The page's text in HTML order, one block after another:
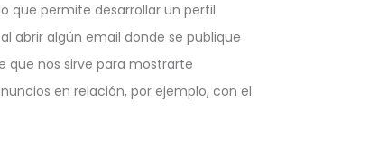
que permite desarrollar un perfil
abrir algún email donde se publique
que nos sirve para mostrarte
en relación, por ejemplo, con el